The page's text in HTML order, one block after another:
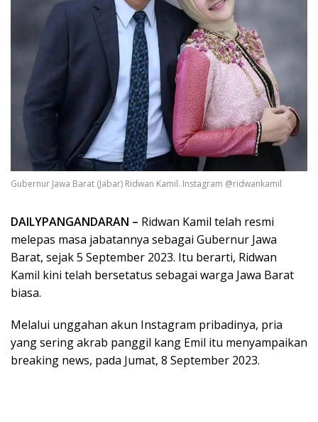
Gubernur Jawa Barat (Jabar) Ridwan Kamil. Instagram @ridwankamil
DAILYPANGANDARAN – Ridwan Kamil telah resmi
melepas masa jabatannya sebagai Gubernur Jawa
Barat, sejak 5 September 2023. Itu berarti, Ridwan
Kamil kini telah bersetatus sebagai warga Jawa Barat
biasa.
Melalui unggahan akun Instagram pribadinya, pria
yang sering akrab panggil kang Emil itu menyampaikan
breaking news, pada Jumat, 8 September 2023.